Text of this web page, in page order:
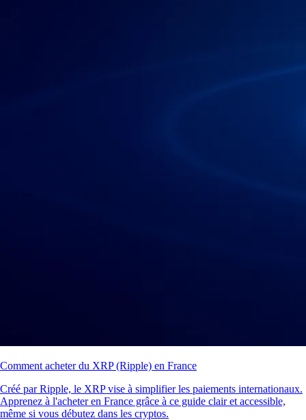
Comment acheter du XRP (Ripple) en France
Créé par Ripple, le XRP vise à simplifier les paiements internationaux.
Apprenez à l'acheter en France grâce à ce guide clair et accessible,
même si vous débutez dans les cryptos.